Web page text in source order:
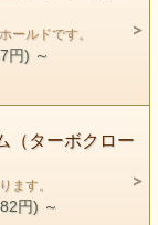
ールドです。
円) ～
（ターボクロー
ます。
円) ～